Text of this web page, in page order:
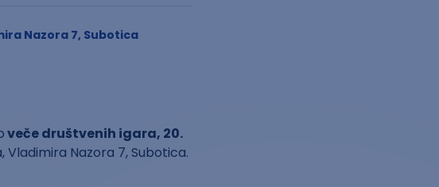
Nazora 7, Subotica
veče društvenih igara, 20.
Nazora 7, Subotica.